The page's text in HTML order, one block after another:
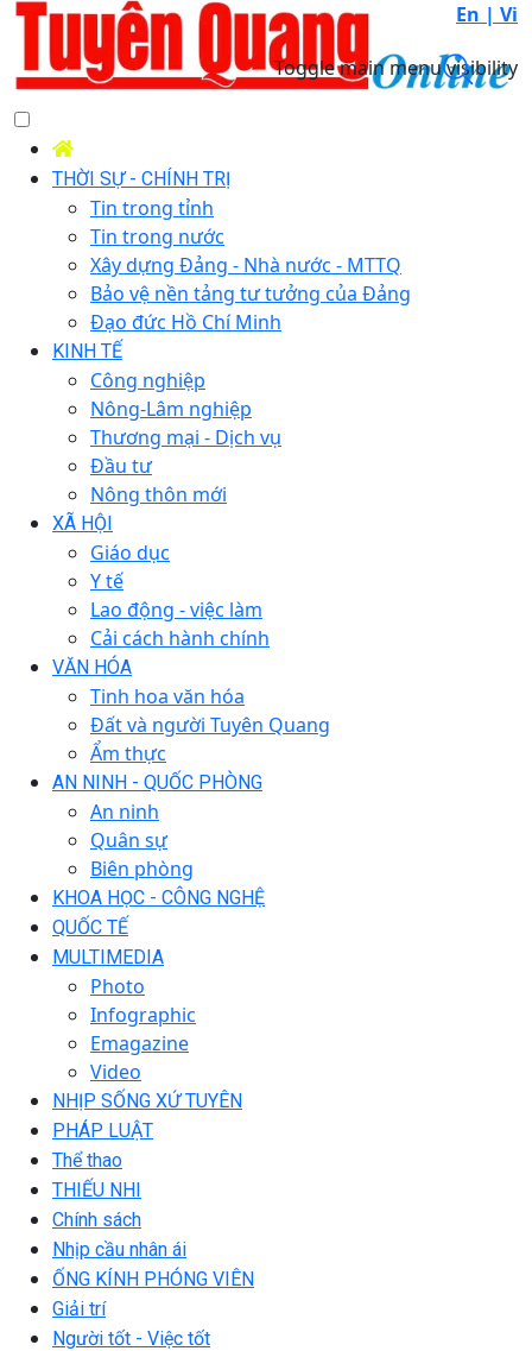
En | Vi
Toggle main menu visibility
THỜI SỰ - CHÍNH TRỊ
Tin trong tỉnh
Tin trong nước
Xây dựng Đảng - Nhà nước - MTTQ
Bảo vệ nền tảng tư tưởng của Đảng
Đạo đức Hồ Chí Minh
KINH TẾ
Công nghiệp
Nông-Lâm nghiệp
Thương mại - Dịch vụ
Đầu tư
Nông thôn mới
XÃ HỘI
Giáo dục
Y tế
Lao động - việc làm
Cải cách hành chính
VĂN HÓA
Tinh hoa văn hóa
Đất và người Tuyên Quang
Ẩm thực
AN NINH - QUỐC PHÒNG
An ninh
Quân sự
Biên phòng
KHOA HỌC - CÔNG NGHỆ
QUỐC TẾ
MULTIMEDIA
Photo
Infographic
Emagazine
Video
NHỊP SỐNG XỨ TUYÊN
PHÁP LUẬT
Thể thao
THIẾU NHI
Chính sách
Nhịp cầu nhân ái
ỐNG KÍNH PHÓNG VIÊN
Giải trí
Người tốt - Việc tốt